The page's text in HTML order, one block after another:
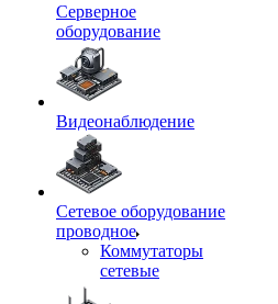
Серверное
оборудование
Видеонаблюдение
Сетевое оборудование
проводное
Коммутаторы
сетевые